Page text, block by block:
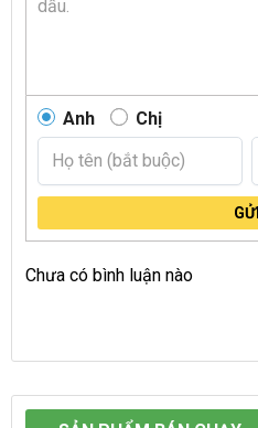
Anh Chị
GỬI
Chưa có bình luận nào